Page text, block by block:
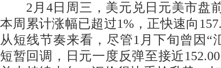
2月4日周三，美元兑日元美市盘前
本周累计涨幅已超过1%，正快速向
从短线节奏来看，尽管1月下旬曾因“
短暂回调，日元一度反弹至接近